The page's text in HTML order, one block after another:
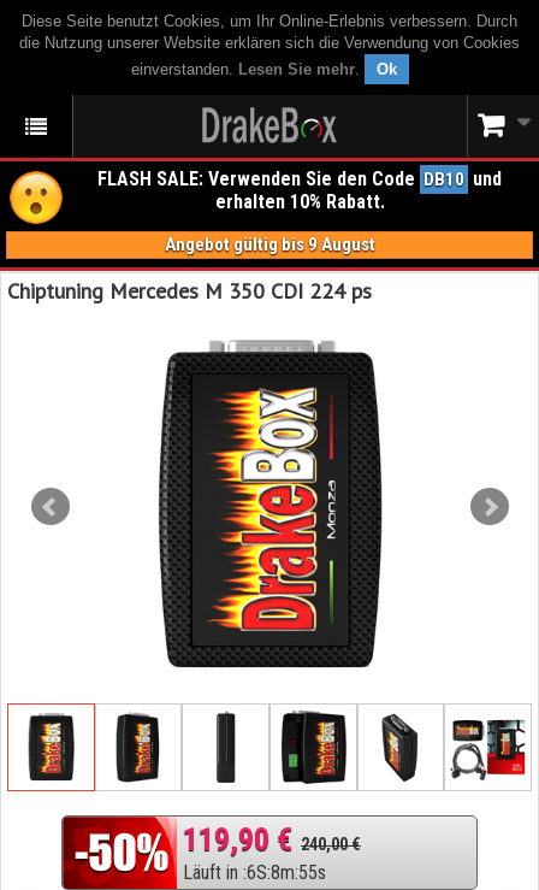
Diese Seite benutzt Cookies, um Ihr Online-Erlebnis verbessern. Durch
die Nutzung unserer Website erklären sich die Verwendung von Cookies
einverstanden. Lesen Sie mehr. Ok
FLASH SALE: Verwenden Sie den Code DB10 und
erhalten 10% Rabatt.
Angebot gültig bis 9 August
Chiptuning Mercedes M 350 CDI 224 ps
119,90 € 240,00 €
Läuft in :6S:8m:54s